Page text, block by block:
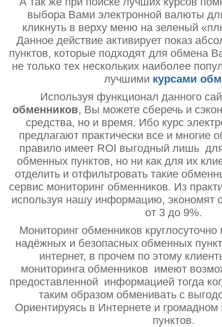
выбора Вами электронной валюты
кликнуть в верху меню на зеленый
Данное действие активирует показ
пунктов, которые подходят для обмена
не только тех нескольких наиболее
лучшими курсами
Используя функционал данного
обменников, Вы можете сберечь и
средства, но и время. Ибо курс
предлагают практически все и многие
правило имеет ROI выгодный лишь
обменных пунктов, но ни как для их
отделить и отфильтровать такие
сервис мониторинг обменников. Из
используя нашу информацию, экономят
от 3 до 9%.
Мониторинг обменников круглосуточно
надёжных и безопасных обменных
интернет, в прочем по этому
мониторинга обменников имеют
предоставленной информацией тогда
таким образом обменивать с
Ориентируясь в Интернете и
пунктов.